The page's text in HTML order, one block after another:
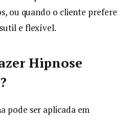
ou quando o cliente prefere
e flexível.
Hipnose
pode ser aplicada em